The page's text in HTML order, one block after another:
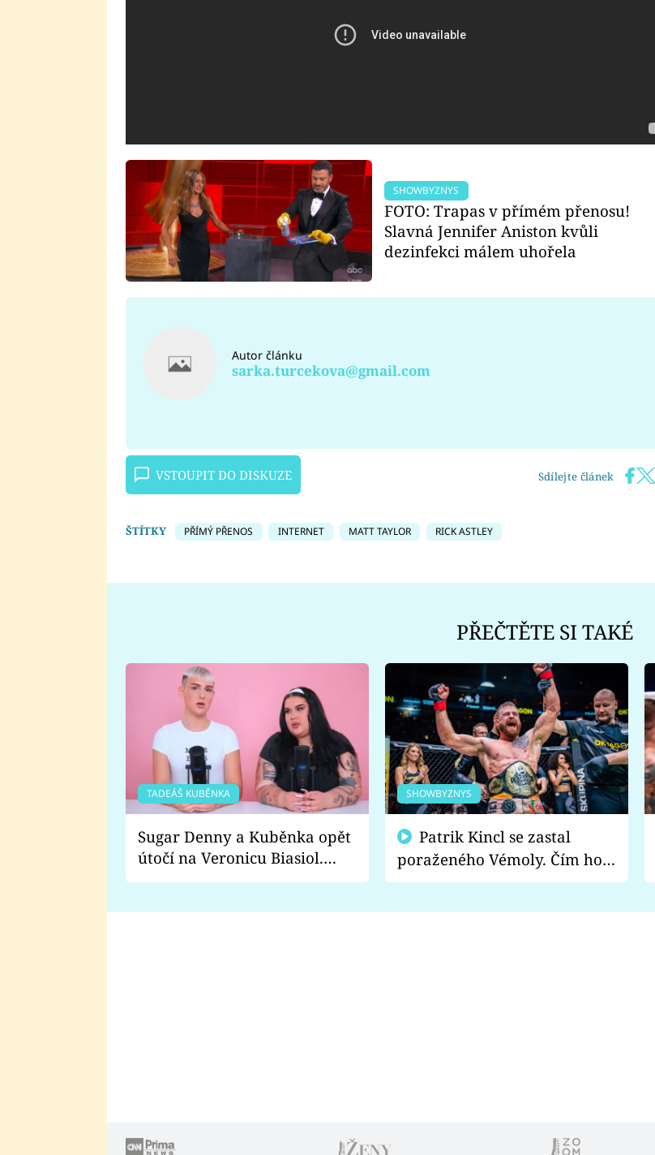
SHOWBYZNYS
FOTO: Trapas v přímém přenosu!
Slavná Jennifer Aniston kvůli
dezinfekci málem uhořela
Autor článku
sarka.turcekova@gmail.com
VSTOUPIT DO DISKUZE Sdílejte článek
ŠTÍTKY PŘÍMÝ PŘENOS INTERNET MATT TAYLOR RICK ASTLEY
PŘEČTĚTE SI TAKÉ
TADEÁŠ KUBĚNKA
Sugar Denny a Kuběnka opět
útočí na Veronicu Biasiol.
Proč je podle nich falešná a
SHOWBYZNYS
poraženého Vémoly. Čím ho
fanoušci naštvali?